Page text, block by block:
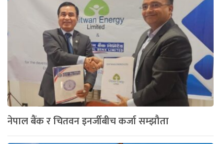
नेपाल बैंक र चितवन इनर्जीबीच कर्जा सम्झौता